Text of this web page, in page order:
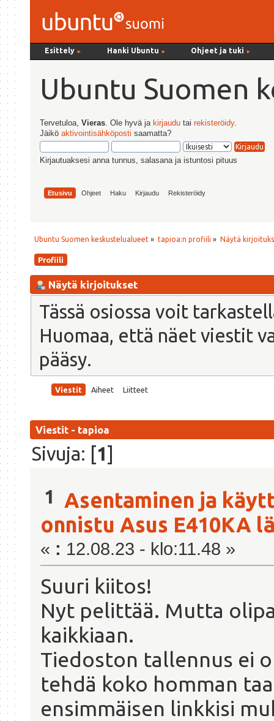
Esittely ► Hanki Ubuntu ► Ohjeet ja tuki ►
Ubuntu Suomen
Tervetuloa,Vieras . Ole hyvä ja kirjaudu tairekisteröidy.
Jäiköaktivointisähköposti saamatta?
Kirjautuaksesi anna tunnus, salasana ja istuntosi pituus
Etusivu Ohjeet Haku Kirjaudu Rekisteröidy
Ubuntu Suomen keskustelualueet » tapioa:n profiili » Näytä
Profiili
Näytä kirjoitukset
Tässä osiossa voit
Huomaa, että näet viestit
pääsy.
Viestit Aiheet Liitteet
Viestit - tapioa
Sivuja: [1]
1 Asentaminen ja
onnistu Asus E410KA
« : 12.08.23 - klo:11.48 »
Suuri kiitos!
Nyt pelittää. Mutta
kaikkiaan.
Tiedoston tallennus ei
tehdä koko homman
ensimmäisen linkkisi